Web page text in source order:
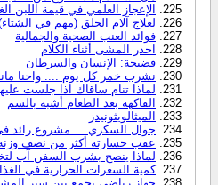
الإعجاز العلمي في قيمة اللبن
لعلاج آلام الحلق (مهم في
فوائد العنب الصحية والجمالية
احذر المشى أثناء الكلام
فضيحة: الإنسان والسرطان
نشرب خمر كل يوم .... واحنا
لماذا تنام ساقاك اذا جلست
الفاكهة بعد الطعام أشبه بالسم
الميثالويثونيدز
جوال السكري ... مشروع رائد في
عقب خسارته أكثر من نصف
لماذا ينصح بشرب السفن آب
كمية السعرات الحرارية في